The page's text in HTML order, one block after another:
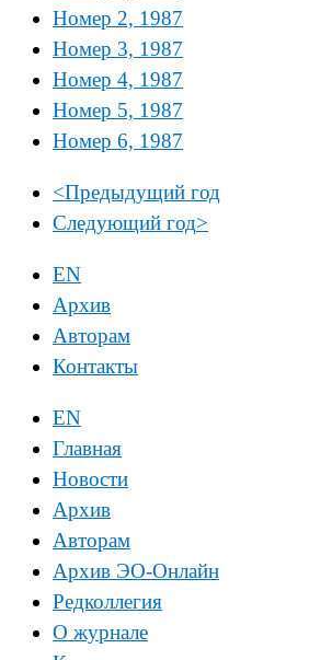
Номер 2, 1987
Номер 3, 1987
Номер 4, 1987
Номер 5, 1987
Номер 6, 1987
<Предыдущий год
Следующий год>
EN
Архив
Авторам
Контакты
EN
Главная
Новости
Архив
Авторам
Архив ЭО-Онлайн
Редколлегия
О журнале